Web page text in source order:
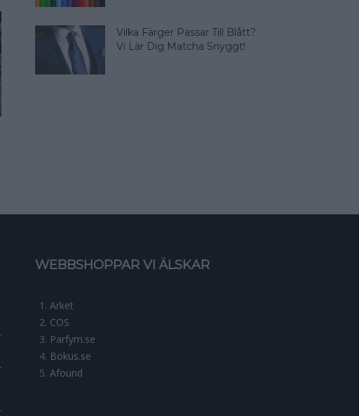
Vilka Färger Passar Till Blått?
Vi Lär Dig Matcha Snyggt!
WEBBSHOPPAR VI ÄLSKAR
Arket
COS
Parfym.se
Bokus.se
Afound